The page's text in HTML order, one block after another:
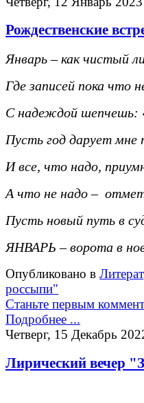
Рождественские
Январь – как чистый
Где записей пока что
С надеждой шепчешь:
Пусть год дарует мне
И все, что надо,
А что не надо –
Пусть новый путь в
ЯНВАРЬ – ворота в
Опубликовано в
россыпи"
Станьте первым
Подробнее ...
Четверг, 15 Декабрь
Лирический вечер